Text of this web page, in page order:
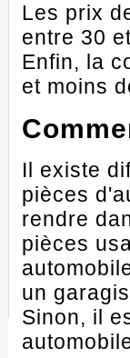
Les prix
entre 30
Enfin, la
et moins
Il existe
pièces
rendre
pièces
un
Sinon, il